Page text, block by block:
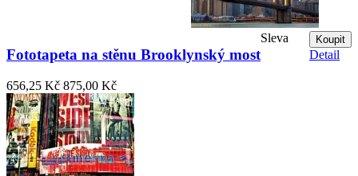
Fototapeta na stěnu Brooklynský most
656,25 Kč 875,00 Kč
Koupit
Detail
Sleva